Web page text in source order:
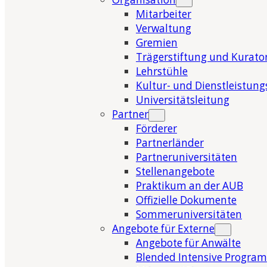
Mitarbeiter
Verwaltung
Gremien
Trägerstiftung und
Lehrstühle
Kultur- und
Universitätsleitung
Partner
Förderer
Partnerländer
Partneruniversitäten
Stellenangebote
Praktikum an der AUB
Offizielle Dokumente
Sommeruniversitäten
Angebote für Externe
Angebote für Anwälte
Blended Intensive Program